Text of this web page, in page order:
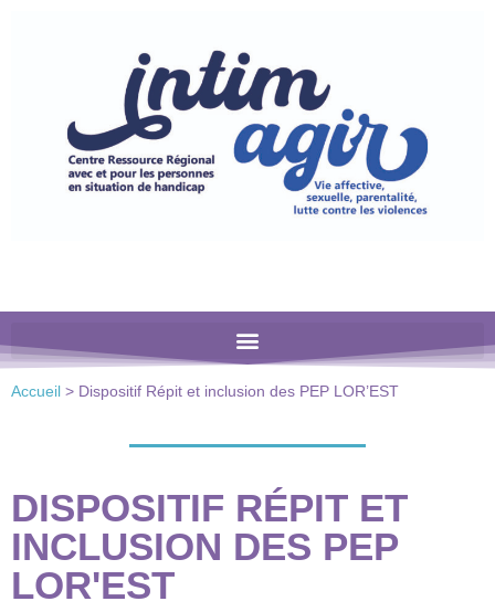
comprend
Accueil > Dispositif Répit et inclusion des PEP LOR’EST
DISPOSITIF RÉPIT ET
INCLUSION DES PEP
LOR'EST